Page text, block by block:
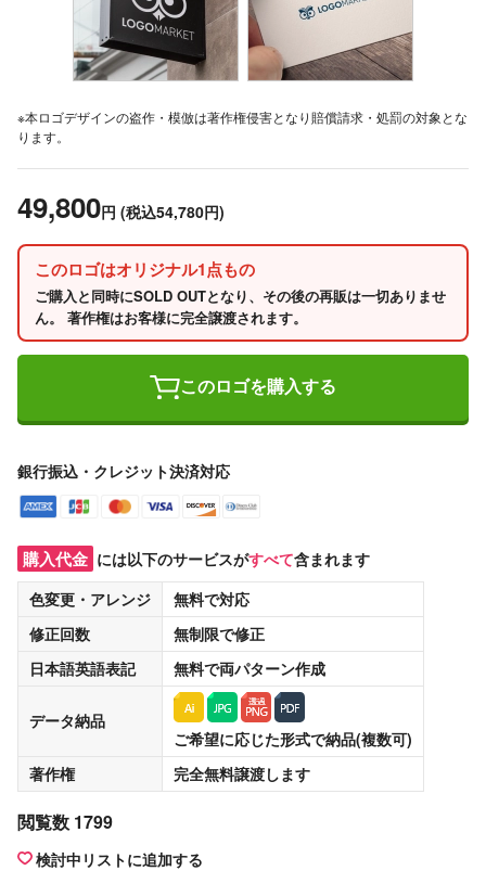
※本ロゴデザインの盗作・模倣は著作権侵害となり賠償請求・処罰の対象とな
ります。
49,800円 (税込54,780円)
このロゴはオリジナル1点もの
ご購入と同時にSOLD OUTとなり、その後の再販は一切ありませ
ん。 著作権はお客様に完全譲渡されます。
このロゴを購入する
銀行振込・クレジット決済対応
購入代金 には以下のサービスがすべて含まれます
色変更・アレンジ
無料で対応
修正回数
無制限で修正
日本語英語表記
無料で両パターン作成
データ納品
ご希望に応じた形式で納品(複数可)
著作権
完全無料譲渡します
閲覧数 1799
検討中リストに追加する